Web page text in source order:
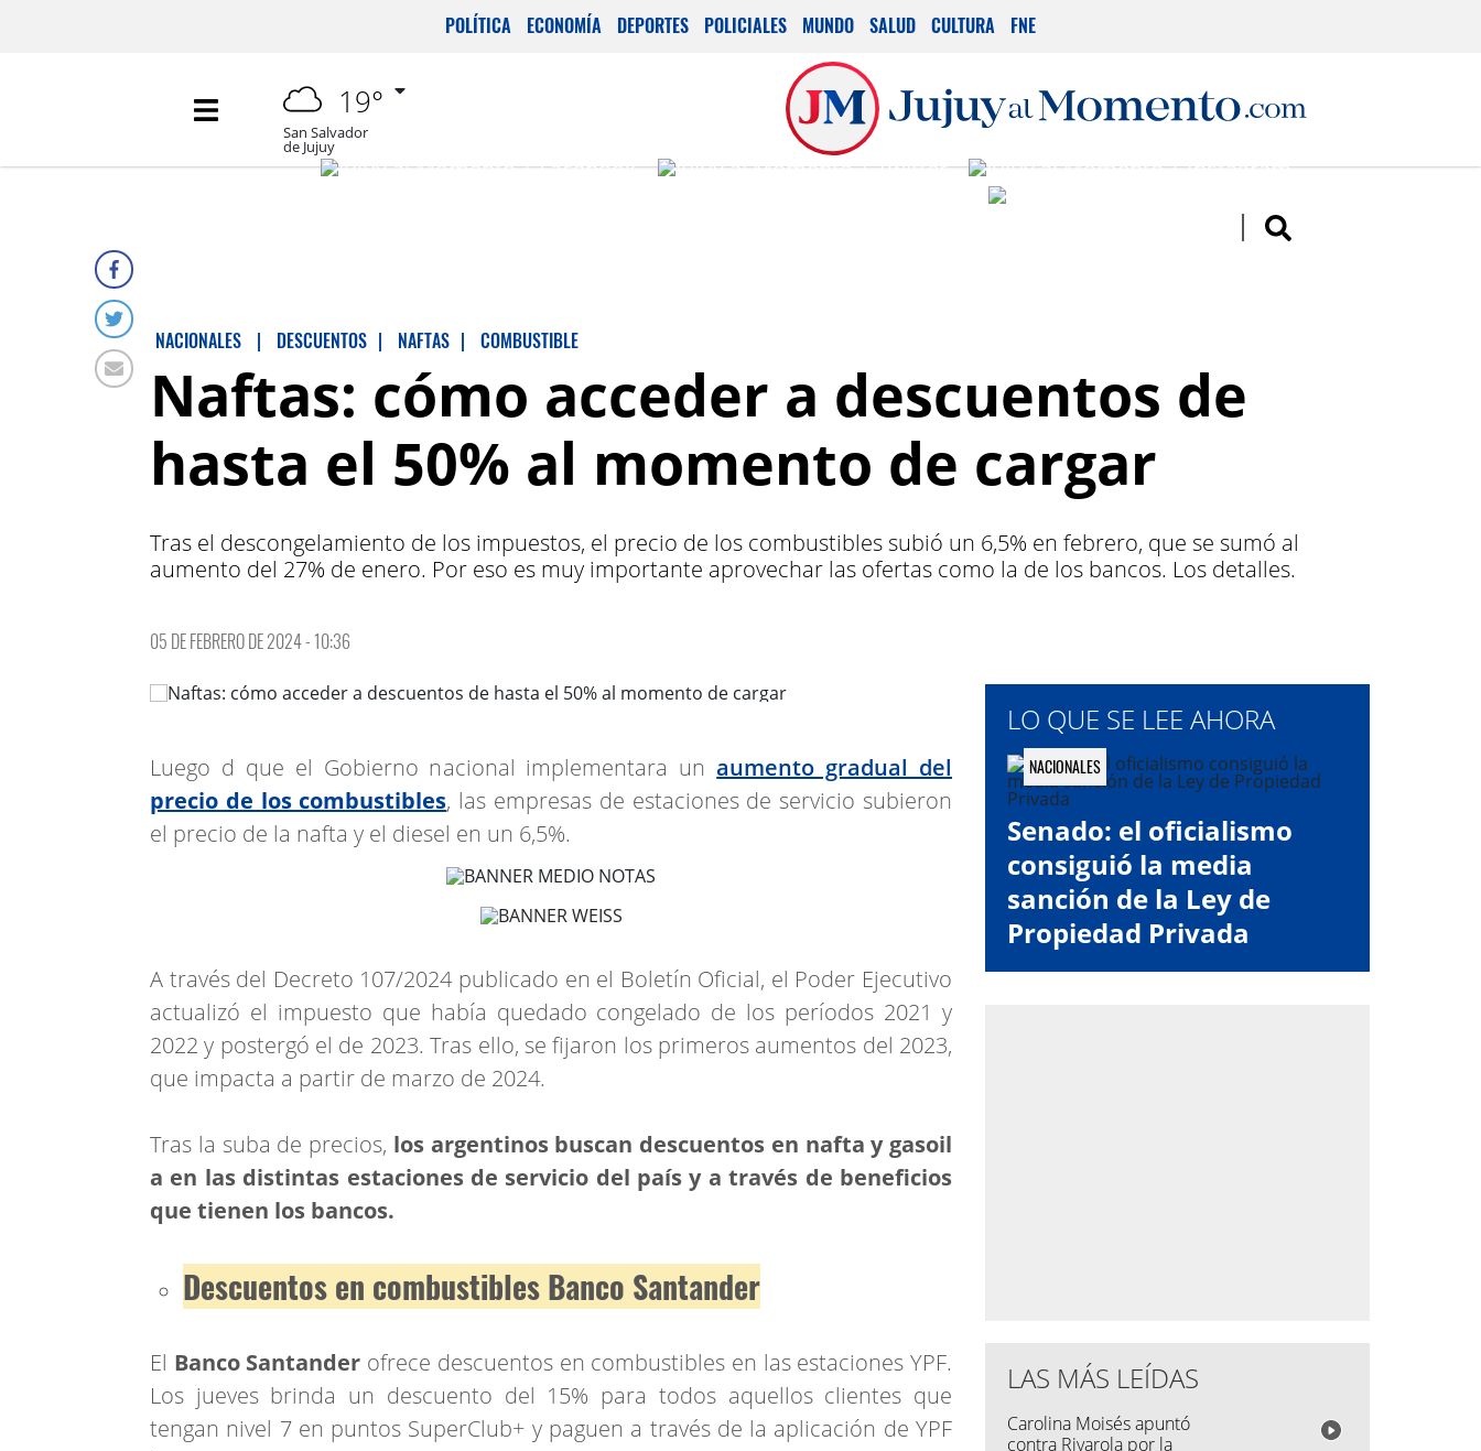
POLÍTICA ECONOMÍA DEPORTES POLICIALES MUNDO SALUD CULTURA FNE
19°
San Salvador
de Jujuy
NACIONALES | DESCUENTOS | NAFTAS | COMBUSTIBLE
Naftas: cómo acceder a descuentos de
hasta el 50% al momento de cargar
Tras el descongelamiento de los impuestos, el precio de los combustibles subió un 6,5% en febrero, que se sumó al
aumento del 27% de enero. Por eso es muy importante aprovechar las ofertas como la de los bancos. Los detalles.
05 DE FEBRERO DE 2024 - 10:36
Luego d que el Gobierno nacional implementara unaumento gradual del
precio de los combustibles, las empresas de estaciones de servicio subieron
el precio de la nafta y el diesel en un 6,5%.
A través del Decreto 107/2024 publicado en el Boletín Oficial, el Poder Ejecutivo
actualizó el impuesto que había quedado congelado de los períodos 2021 y
2022 y postergó el de 2023. Tras ello, se fijaron los primeros aumentos del 2023,
que impacta a partir de marzo de 2024.
Tras la suba de precios, los argentinos buscan descuentos en nafta y gasoil
a en las distintas estaciones de servicio del país y a través de beneficios
que tienen los bancos.
Descuentos en combustibles Banco Santander
El Banco Santander ofrece descuentos en combustibles en las estaciones YPF.
Los jueves brinda un descuento del 15% para todos aquellos clientes que
tengan nivel 7 en puntos SuperClub+ y paguen a través de la aplicación de YPF
LO QUE SE LEE AHORA
NACIONALES
Senado: el oficialismo
consiguió la media
sanción de la Ley de
Propiedad Privada
LAS MÁS LEÍDAS
Carolina Moisés apuntó
contra Rivarola por la